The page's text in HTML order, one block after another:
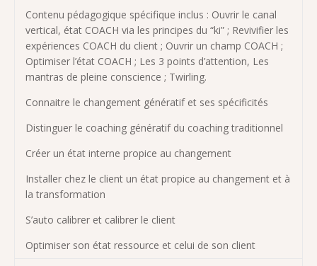
Contenu pédagogique spécifique inclus : Ouvrir le canal
vertical, état COACH via les principes du “ki” ; Revivifier les
expériences COACH du client ; Ouvrir un champ COACH ;
Optimiser l’état COACH ; Les 3 points d’attention, Les
mantras de pleine conscience ; Twirling.
Connaitre le changement génératif et ses spécificités
Distinguer le coaching génératif du coaching traditionnel
Créer un état interne propice au changement
Installer chez le client un état propice au changement et à
la transformation
S’auto calibrer et calibrer le client
Optimiser son état ressource et celui de son client